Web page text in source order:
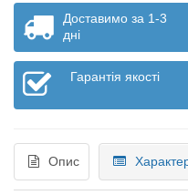
Доставимо за 1-3
дні
Гарантія якості
Опис